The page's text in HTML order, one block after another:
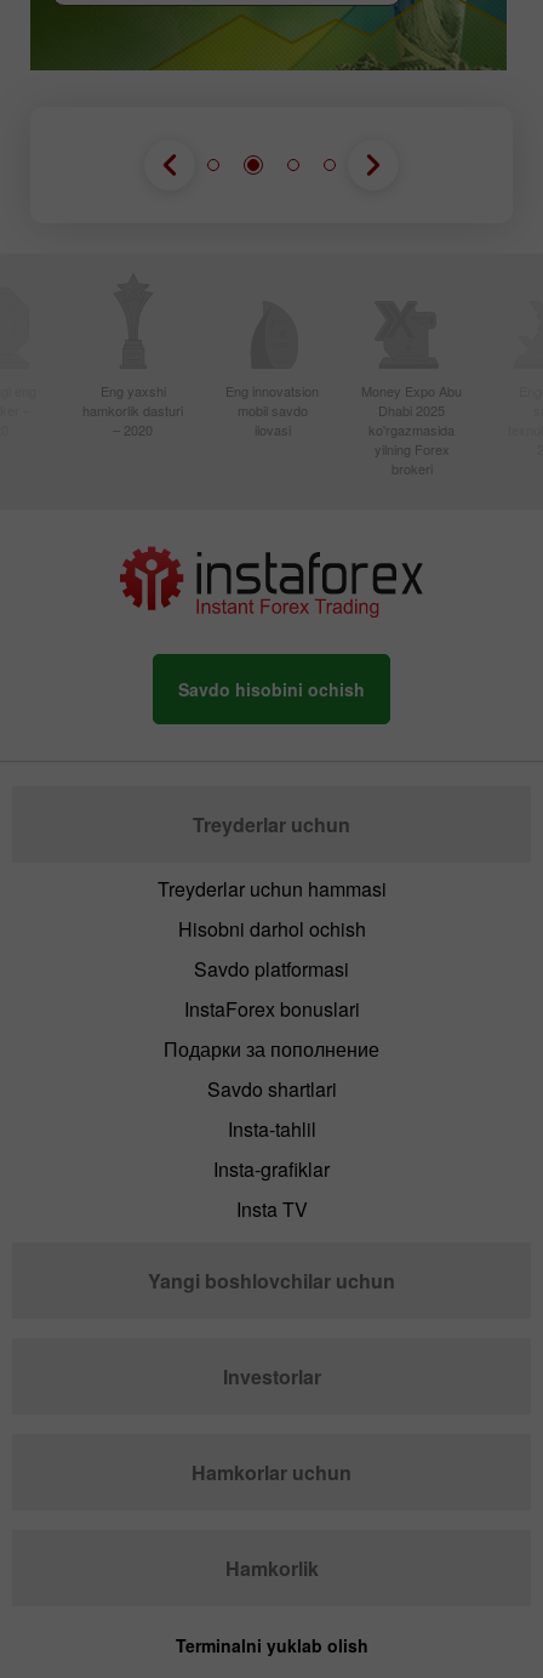
Eng yaxshi
hamkorlik dasturi
– 2020
Eng innovatsion
mobil savdo
ilovasi
Money Expo Abu
Dhabi 2025
ko'rgazmasida
yilning Forex
brokeri
Savdo hisobini ochish
Treyderlar uchun
Treyderlar uchun hammasi
Hisobni darhol ochish
Savdo platformasi
InstaForex bonuslari
Подарки за пополнение
Savdo shartlari
Insta-tahlil
Insta-grafiklar
Insta TV
Yangi boshlovchilar uchun
Investorlar
Hamkorlar uchun
Hamkorlik
Terminalni yuklab olish